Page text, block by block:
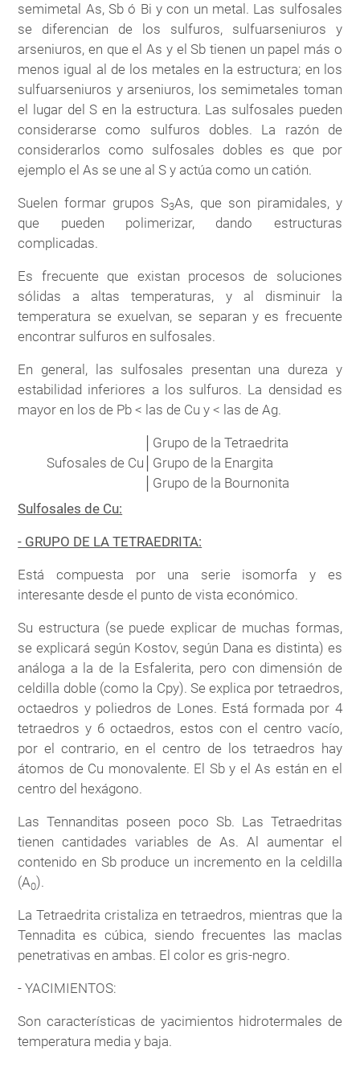
semimetal As, Sb ó Bi y con un metal. Las sulfosales
se diferencian de los sulfuros, sulfuarseniuros y
arseniuros, en que el As y el Sb tienen un papel más o
menos igual al de los metales en la estructura; en los
sulfuarseniuros y arseniuros, los semimetales toman
el lugar del S en la estructura. Las sulfosales pueden
considerarse como sulfuros dobles. La razón de
considerarlos como sulfosales dobles es que por
ejemplo el As se une al S y actúa como un catión.
Suelen formar grupos S3As, que son piramidales, y
que pueden polimerizar, dando estructuras
complicadas.
Es frecuente que existan procesos de soluciones
sólidas a altas temperaturas, y al disminuir la
temperatura se exuelvan, se separan y es frecuente
encontrar sulfuros en sulfosales.
En general, las sulfosales presentan una dureza y
estabilidad inferiores a los sulfuros. La densidad es
mayor en los de Pb < las de Cu y < las de Ag.
Grupo de la Tetraedrita
Sufosales de Cu
Grupo de la Enargita
Grupo de la Bournonita
Sulfosales de Cu:
- GRUPO DE LA TETRAEDRITA:
Está compuesta por una serie isomorfa y es
interesante desde el punto de vista económico.
Su estructura (se puede explicar de muchas formas,
se explicará según Kostov, según Dana es distinta) es
análoga a la de la Esfalerita, pero con dimensión de
celdilla doble (como la Cpy). Se explica por tetraedros,
octaedros y poliedros de Lones. Está formada por 4
tetraedros y 6 octaedros, estos con el centro vacío,
por el contrario, en el centro de los tetraedros hay
átomos de Cu monovalente. El Sb y el As están en el
centro del hexágono.
Las Tennanditas poseen poco Sb. Las Tetraedritas
tienen cantidades variables de As. Al aumentar el
contenido en Sb produce un incremento en la celdilla
(A0).
La Tetraedrita cristaliza en tetraedros, mientras que la
Tennadita es cúbica, siendo frecuentes las maclas
penetrativas en ambas. El color es gris-negro.
- YACIMIENTOS:
Son características de yacimientos hidrotermales de
temperatura media y baja.